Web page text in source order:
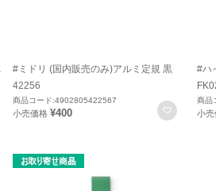
気に入りに登録
#ミドリ (国内販売のみ)アルミ定規 黒
42256
商品コード:4902805422567
小売価格 ¥400 お気に
#ハ
商品
小売